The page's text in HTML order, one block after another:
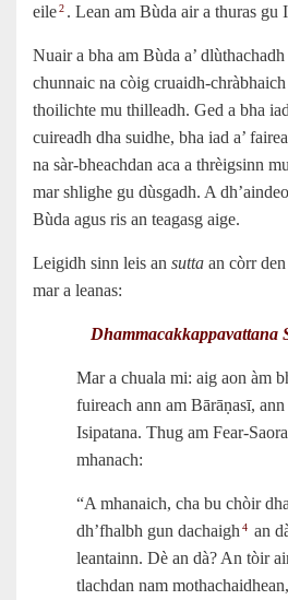
eile2 . Lean am Bùda air a thuras gu
Nuair a bha am Bùda a’
chunnaic na còig cruaidh-
thoilichte mu thilleadh. Ged a bha
cuireadh dha suidhe, bha iad a’
na sàr-bheachdan aca a thrèigsinn
mar shlighe gu dùsgadh. A
Bùda agus ris an teagasg aige.
Leigidh sinn leis an sutta an còrr
mar a leanas:
Dhammacakkappavattana
Mar a chuala mi: aig aon àm
fuireach ann am Bārāṇasī,
Isipatana. Thug am Fear-
mhanach:
“A mhanaich, cha bu chòir
dh’fhalbh gun dachaigh 4 an
leantainn. Dè an dà? An tòir
tlachdan nam